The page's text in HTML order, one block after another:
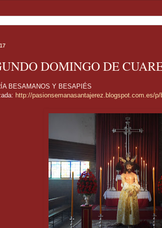
DOMINGO DE
BESAMANOS Y BESAPIÉS
http://pasionsemanasantajerez.blogspot.com.es/